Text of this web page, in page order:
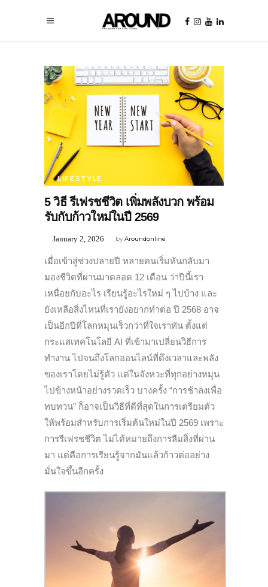
LIFESTYLE
5 วิธี รีเฟรชชีวิต เพิ่มพลังบวก พร้อม
รับกับก้าวใหม่ในปี 2569
byAroundonline
January 2, 2026
เมื่อเข้าสู่ช่วงปลายปี หลายคนเริ่มหันกลับมา
มองชีวิตที่ผ่านมาตลอด 12 เดือน ว่าปีนี้เรา
เหนื่อยกับอะไร เรียนรู้อะไรใหม่ ๆ ไปบ้าง และ
ยังเหลือสิ่งไหนที่เรายังอยากทำต่อ ปี 2568 อาจ
เป็นอีกปีที่โลกหมุนเร็วกว่าที่ใจเราทัน ตั้งแต่
กระแสเทคโนโลยี AI ที่เข้ามาเปลี่ยนวิธีการ
ทำงาน ไปจนถึงโลกออนไลน์ที่ดึงเวลาและพลัง
ของเราโดยไม่รู้ตัว แต่ในจังหวะที่ทุกอย่างหมุน
ไปข้างหน้าอย่างรวดเร็ว บางครั้ง “การช้าลงเพื่อ
ทบทวน” ก็อาจเป็นวิธีที่ดีที่สุดในการเตรียมตัว
ให้พร้อมสำหรับการเริ่มต้นใหม่ในปี 2569 เพราะ
การรีเฟรชชีวิต ไม่ได้หมายถึงการลืมสิ่งที่ผ่าน
มา แต่คือการเรียนรู้จากมันแล้วก้าวต่ออย่าง
มั่นใจขึ้นอีกครั้ง